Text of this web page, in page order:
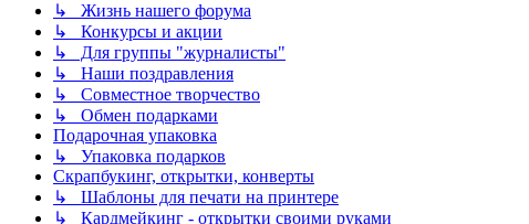
↳ Жизнь нашего форума
↳ Конкурсы и акции
↳ Для группы "журналисты"
↳ Наши поздравления
↳ Совместное творчество
↳ Обмен подарками
Подарочная упаковка
↳ Упаковка подарков
Скрапбукинг, открытки, конверты
↳ Шаблоны для печати на принтере
↳ Кардмейкинг - открытки своими руками